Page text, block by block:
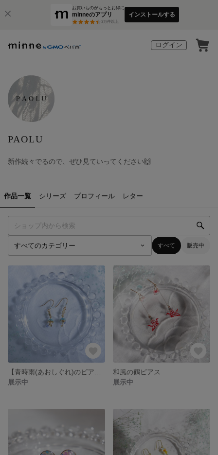
お買いものがもっとお得に
minneのアプリ
3万件以上
インストールする
ログイン
PAOLU
新作続々でるので、ぜひ見ていってください🙌
作品一覧 シリーズ プロフィール レター
すべて 販売中
展示中
和風の鶴ピアス
展示中